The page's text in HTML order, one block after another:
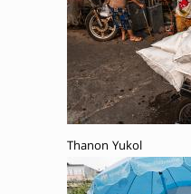
Thanon Yukol